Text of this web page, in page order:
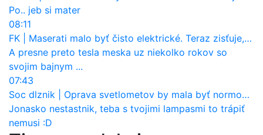
Po.. jeb si mater
08:11
FK
Maserati malo byť čisto elektrické. Teraz zisťuje, že potrebuje nový osemvalcový motor
A presne preto tesla meska uz niekolko rokov so
svojim bajnym ...
07:43
Soc dlznik
Oprava svetlometov by mala byť normou. Jeden nový dnes stojí priemerne 1251 eur!
Jonasko nestastnik, teba s tvojimi lampasmi to trápiť
nemusi :D